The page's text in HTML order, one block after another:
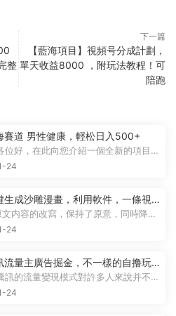
整
下一篇
【藍海項目】視頻号分成計劃，
單天收益8000 ，附玩法教程！可
陪跑
賽道 男性健康，輕松日入500+
健康領域。衆所周知...
24
成沙雕漫畫，利用軟件，一條視
，單日變現1000+
内容的改寫，保持了原意，同時降低
24
量主廣告掘金，不一樣的自撸玩
1000+，無設備要求
對其盈利方式有所了...
24